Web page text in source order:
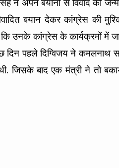
ने अपने बयानों से विवाद को जन्म
बयान देकर कांग्रेस की
कि उनके कांग्रेस के कार्यक्रमों में
पहले दिग्विजय ने कमलनाथ
जिसके बाद एक मंत्री ने तो